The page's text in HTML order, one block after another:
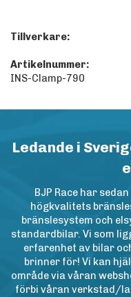
Tillverkare:
Artikelnummer:
INS-Clamp-790
Ledande i
BJP Race har
högkvalitets
bränslesystem och
standardbilar. Vi som
erfarenhet av bilar
brinner för! Vi kan
område via våran
förbi våran verkstad/